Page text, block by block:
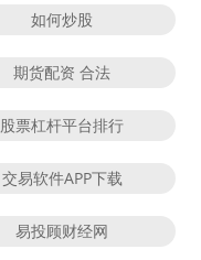
如何炒股
期货配资 合法
股票杠杆平台排行
交易软件APP下载
易投顾财经网